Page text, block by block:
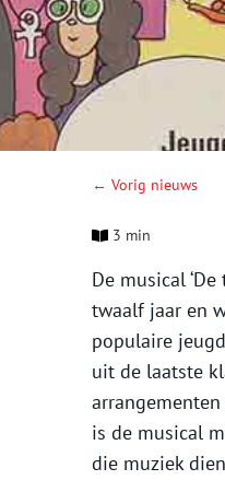
← Vorig nieuws
3 min
De musical
twaalf jaar en
populaire
uit de laatste
is de musical
die muziek